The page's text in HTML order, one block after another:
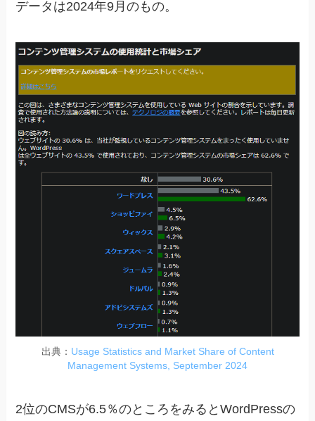
データは2024年9月のもの。
出典： Usage Statistics and Market Share of Content
Management Systems, September 2024
2位のCMSが6.5％のところをみるとWordPressの